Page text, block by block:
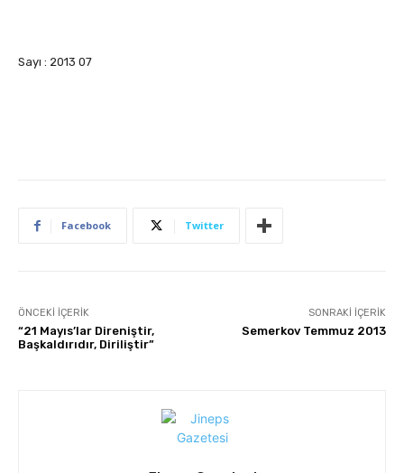
Sayı : 2013 07
Facebook Twitter
ÖNCEKI İÇERIK
“21 Mayıs’lar Direniştir,
Başkaldırıdır, Diriliştir”
SONRAKI İÇERIK
Semerkov Temmuz 2013